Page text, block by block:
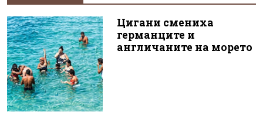
Цигани смениха
германците и
англичаните на морето